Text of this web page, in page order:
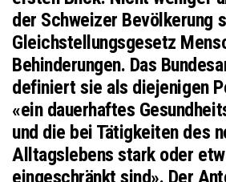
der Schweizer Bevölkerung
Gleichstellungsgesetz
Behinderungen. Das
definiert sie als diejenigen
«ein dauerhaftes
und die bei Tätigkeiten des
Alltagslebens stark oder
eingeschränkt sind». Der